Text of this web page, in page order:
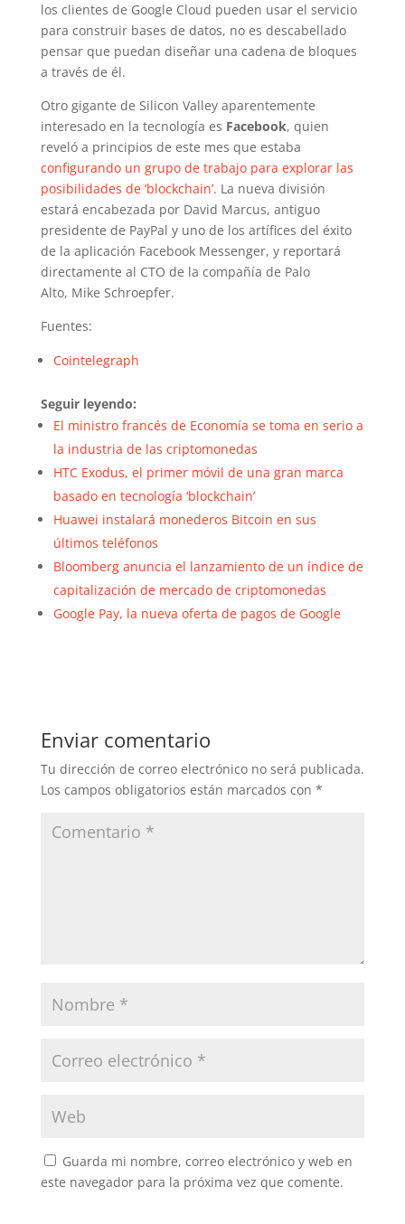
los clientes de Google Cloud pueden usar el servicio
para construir bases de datos, no es descabellado
pensar que puedan diseñar una cadena de bloques
a través de él.
Otro gigante de Silicon Valley aparentemente
interesado en la tecnología es Facebook, quien
reveló a principios de este mes que estaba
configurando un grupo de trabajo para explorar las
posibilidades de ‘blockchain’. La nueva división
estará encabezada por David Marcus, antiguo
presidente de PayPal y uno de los artífices del éxito
de la aplicación Facebook Messenger, y reportará
directamente al CTO de la compañía de Palo
Alto, Mike Schroepfer.
Fuentes:
Cointelegraph
Seguir leyendo:
El ministro francés de Economía se toma en serio a
la industria de las criptomonedas
HTC Exodus, el primer móvil de una gran marca
basado en tecnología ‘blockchain’
Huawei instalará monederos Bitcoin en sus
últimos teléfonos
Bloomberg anuncia el lanzamiento de un índice de
capitalización de mercado de criptomonedas
Google Pay, la nueva oferta de pagos de Google
Enviar comentario
Tu dirección de correo electrónico no será publicada.
Los campos obligatorios están marcados con *
Guarda mi nombre, correo electrónico y web en
este navegador para la próxima vez que comente.